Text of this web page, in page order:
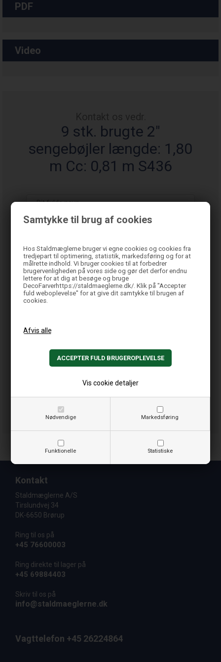
Samtykke til brug af cookies
Hos Staldmæglerne bruger vi egne cookies og cookies fra
tredjepart til optimering, statistik, markedsføring og for at
målrette indhold. Vi bruger cookies til at forbedrer
brugervenligheden på vores side og gør det derfor endnu
lettere for at dig at besøge og bruge
DecoFarverhttps://staldmaeglerne.dk/. Klik på "Accepter
fuld weboplevelse" for at give dit samtykke til brugen af
cookies.
Nødvendige Markedsføring
Funktionelle Statistiske
Vis cookie detaljer
PDF
Video
9 stk. brugte 2"
sengebøjler længde: 1,80
m Cc: 0,81 m S436
Kontakt
Staldmæglerne A/S
Tirslundvej 34
DK-6650 Brørup
Ring til os på
+45 76600003
Ring direkte til lager på
+45 69884403
Skriv til os på
info@staldmaeglerne.dk
Vagttelefon +45 26224864